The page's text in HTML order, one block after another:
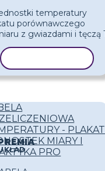
- PLAKAT
MIARY I
PRO